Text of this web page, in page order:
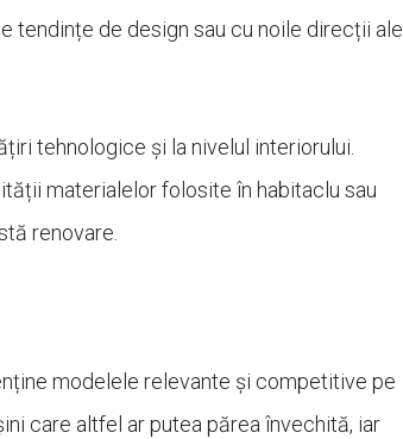
tendințe de design sau cu noile direcții ale
tehnologice și la nivelul interiorului.
materialelor folosite în habitaclu sau
renovare.
modelele relevante și competitive pe
care altfel ar putea părea învechită, iar